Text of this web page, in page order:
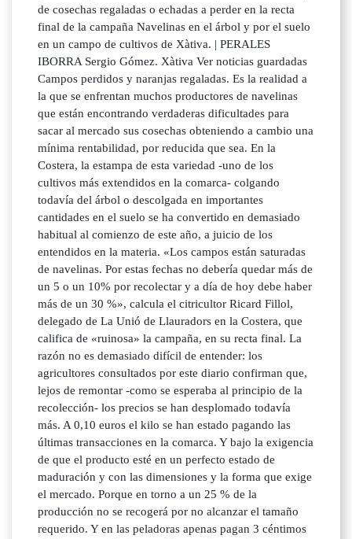
de cosechas regaladas o echadas a perder en la recta
final de la campaña Navelinas en el árbol y por el suelo
en un campo de cultivos de Xàtiva. | PERALES
IBORRA Sergio Gómez. Xàtiva Ver noticias guardadas
Campos perdidos y naranjas regaladas. Es la realidad a
la que se enfrentan muchos productores de navelinas
que están encontrando verdaderas dificultades para
sacar al mercado sus cosechas obteniendo a cambio una
mínima rentabilidad, por reducida que sea. En la
Costera, la estampa de esta variedad -uno de los
cultivos más extendidos en la comarca- colgando
todavía del árbol o descolgada en importantes
cantidades en el suelo se ha convertido en demasiado
habitual al comienzo de este año, a juicio de los
entendidos en la materia. «Los campos están saturadas
de navelinas. Por estas fechas no debería quedar más de
un 5 o un 10% por recolectar y a día de hoy debe haber
más de un 30 %», calcula el citricultor Ricard Fillol,
delegado de La Unió de Llauradors en la Costera, que
califica de «ruinosa» la campaña, en su recta final. La
razón no es demasiado difícil de entender: los
agricultores consultados por este diario confirman que,
lejos de remontar -como se esperaba al principio de la
recolección- los precios se han desplomado todavía
más. A 0,10 euros el kilo se han estado pagando las
últimas transacciones en la comarca. Y bajo la exigencia
de que el producto esté en un perfecto estado de
maduración y con las dimensiones y la forma que exige
el mercado. Porque en torno a un 25 % de la
producción no se recogerá por no alcanzar el tamaño
requerido. Y en las peladoras apenas pagan 3 céntimos